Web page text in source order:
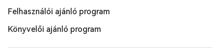
Felhasználói ajánló program
Könyvelői ajánló program